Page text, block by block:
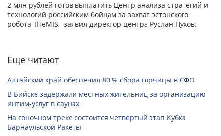
2 млн рублей готов выплатить Центр анализа стратегий и
технологий российским бойцам за захват эстонского
робота THeMIS, заявил директор центра Руслан Пухов.
Еще читают
Алтайский край обеспечил 80 % сбора горчицы в СФО
В Бийске задержали местных жительниц за организацию
интим-услуг в саунах
На гоночном треке состоится четвертый этап Кубка
Барнаульской Ракеты